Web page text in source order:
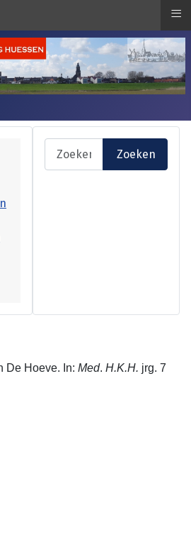
Zoeken
Zoeken
De Hoeve. In: Med. H.K.H. jrg. 7
≡